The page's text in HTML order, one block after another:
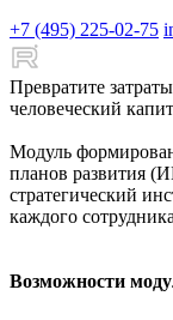
+7 (495) 225-02-75
Превратите
человеческий
Модуль
планов развития
стратегический
каждого
Возможности